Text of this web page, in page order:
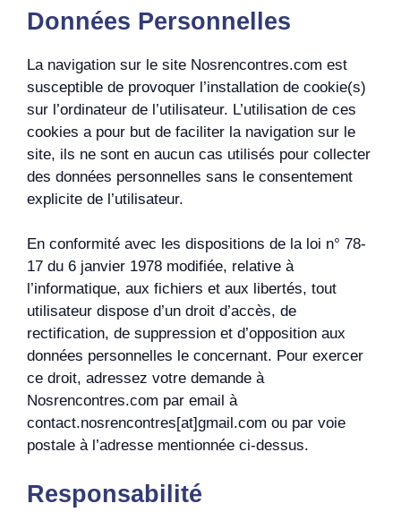
Données Personnelles
La navigation sur le site Nosrencontres.com est
susceptible de provoquer l’installation de cookie(s)
sur l’ordinateur de l’utilisateur. L’utilisation de ces
cookies a pour but de faciliter la navigation sur le
site, ils ne sont en aucun cas utilisés pour collecter
des données personnelles sans le consentement
explicite de l’utilisateur.
En conformité avec les dispositions de la loi n° 78-
17 du 6 janvier 1978 modifiée, relative à
l’informatique, aux fichiers et aux libertés, tout
utilisateur dispose d’un droit d’accès, de
rectification, de suppression et d’opposition aux
données personnelles le concernant. Pour exercer
ce droit, adressez votre demande à
Nosrencontres.com par email à
contact.nosrencontres[at]gmail.com ou par voie
postale à l’adresse mentionnée ci-dessus.
Responsabilité